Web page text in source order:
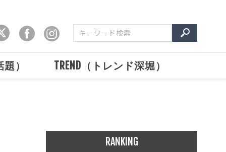
） TREND（トレンド深堀）
RANKING